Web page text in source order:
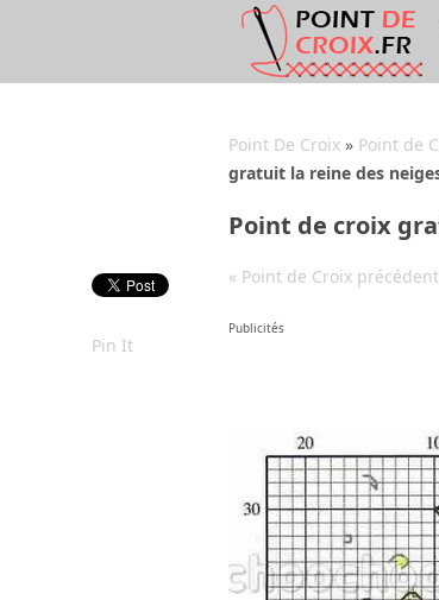
Point De Croix » Point de
gratuit la reine des
Point de croix
« Point de Croix précédent
Publicités
Pin It